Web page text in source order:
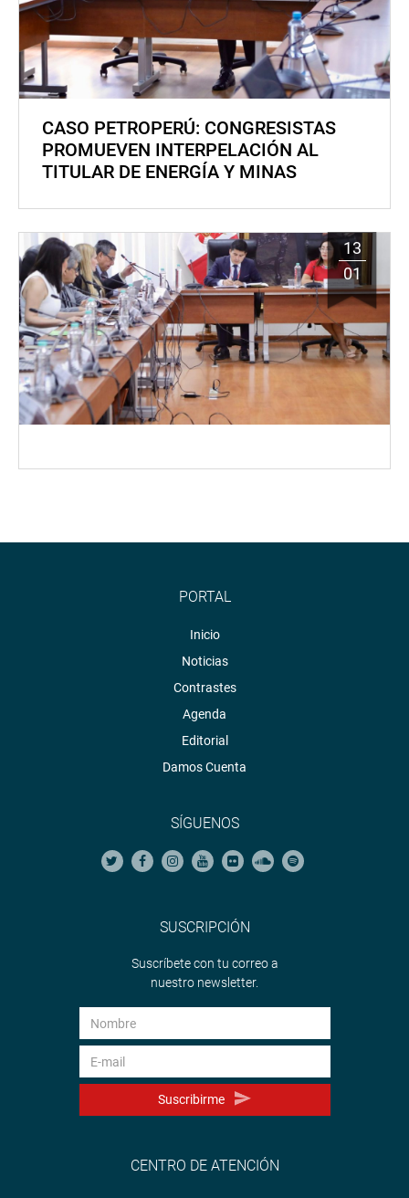
CASO PETROPERÚ: CONGRESISTAS
PROMUEVEN INTERPELACIÓN AL
TITULAR DE ENERGÍA Y MINAS
13
01
PORTAL
Inicio
Noticias
Contrastes
Agenda
Editorial
Damos Cuenta
SÍGUENOS
SUSCRIPCIÓN
Suscríbete con tu correo a
nuestro newsletter.
Suscribirme
CENTRO DE ATENCIÓN